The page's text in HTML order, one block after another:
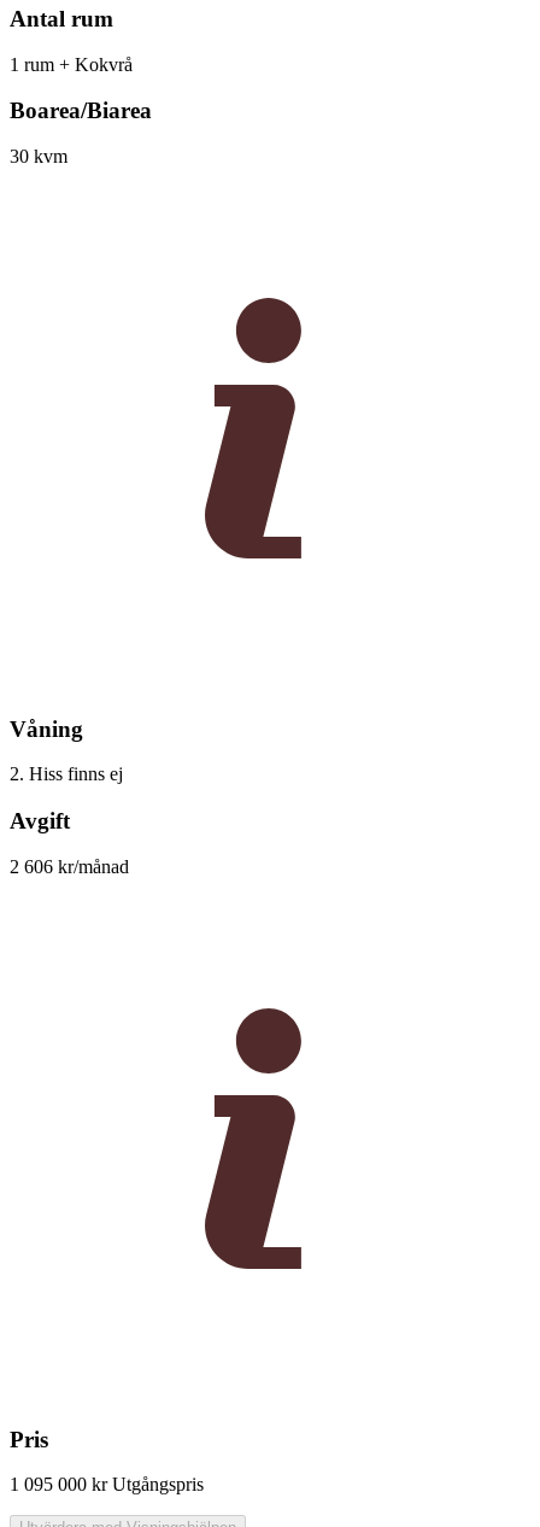
Antal rum
1 rum + Kokvrå
Boarea/Biarea
30 kvm
Våning
2. Hiss finns ej
Avgift
2 606 kr/månad
Pris
1 095 000 kr Utgångspris